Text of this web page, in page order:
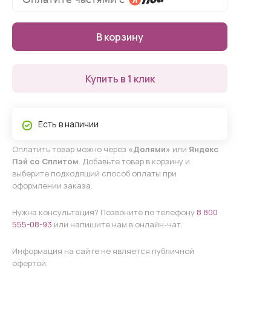
В корзину
Купить в 1 клик
Есть в наличии
Оплатить товар можно через «Долями» или Яндекс
Пэй со Сплитом. Добавьте товар в корзину и
выберите подходящий способ оплаты при
оформлении заказа.
Нужна консультация? Позвоните по телефону 8 800
555-08-93 или напишите нам в онлайн-чат.
Информация на сайте не является публичной
офертой.